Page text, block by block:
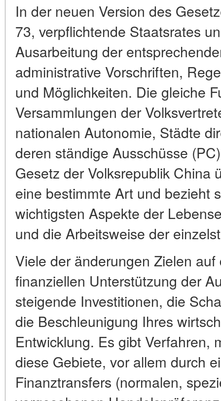
In der neuen Version des
73, verpflichtende Staatsrates
Ausarbeitung der
administrative Vorschriften,
und Möglichkeiten. Die gleiche
Versammlungen der
nationalen Autonomie, Städte
deren ständige Ausschüsse
Gesetz der Volksrepublik China
eine bestimmte Art und bezieht
wichtigsten Aspekte der
und die Arbeitsweise der
Viele der änderungen Zielen
finanziellen Unterstützung der
steigende Investitionen, die
die Beschleunigung Ihres
Entwicklung. Es gibt Verfahren,
diese Gebiete, vor allem durch
Finanztransfers (normalen,